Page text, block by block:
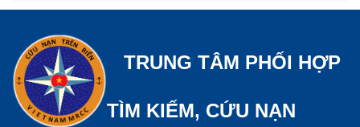
TRUNG TÂM PHỐI HỢP
TÌM KIẾM, CỨU NẠN